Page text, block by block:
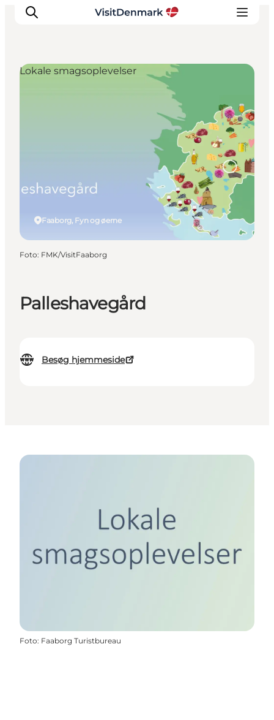
Palleshavegård
Besøg hjemmeside
Faaborg, Fyn og øerne
Lokale smagsoplevelser
Foto: FMK/VisitFaaborg
Foto: Faaborg Turistbureau